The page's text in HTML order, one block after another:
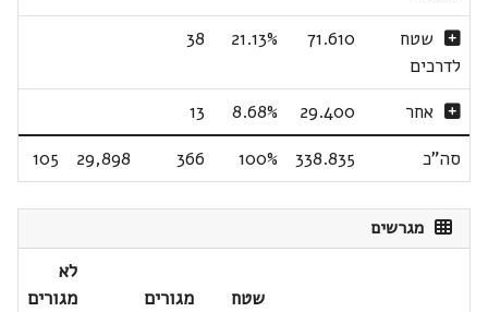
שטח
לדרכים
71.610
21.13%
38
אחר 29.400
8.68%
13
סה"כ
338.835
100%
366
29,898
105
מגרשים
שטח
מגורים
לא
מגורים